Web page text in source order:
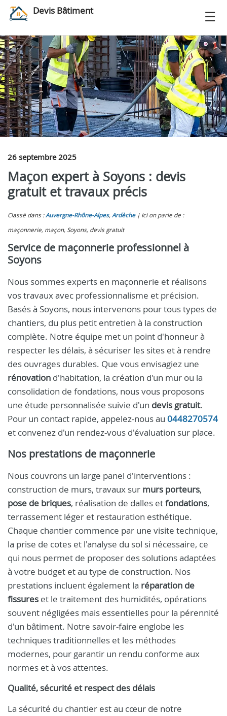
Devis Bâtiment
26 septembre 2025
Maçon expert à Soyons : devis
gratuit et travaux précis
Classé dans :Auvergne-Rhône-Alpes, Ardèche
Ici on parle de :
maçonnerie, maçon, Soyons, devis gratuit
Service de maçonnerie professionnel à
Soyons
Nous sommes experts en maçonnerie et réalisons
vos travaux avec professionnalisme et précision.
Basés à Soyons, nous intervenons pour tous types de
chantiers, du plus petit entretien à la construction
complète. Notre équipe met un point d'honneur à
respecter les délais, à sécuriser les sites et à rendre
des ouvrages durables. Que vous envisagiez une
rénovation d'habitation, la création d'un mur ou la
consolidation de fondations, nous vous proposons
une étude personnalisée suivie d'un devis gratuit.
Pour un contact rapide, appelez-nous au 0448270574
et convenez d'un rendez-vous d'évaluation sur place.
Nos prestations de maçonnerie
Nous couvrons un large panel d'interventions :
construction de murs, travaux sur murs porteurs,
pose de briques, réalisation de dalles etfondations,
terrassement léger et restauration esthétique.
Chaque chantier commence par une visite technique,
la prise de cotes et l'analyse du sol si nécessaire, ce
qui nous permet de proposer des solutions adaptées
à votre budget et au type de construction. Nos
prestations incluent également la réparation de
fissures et le traitement des humidités, opérations
souvent négligées mais essentielles pour la pérennité
d'un bâtiment. Notre savoir-faire englobe les
techniques traditionnelles et les méthodes
modernes, pour garantir un rendu conforme aux
normes et à vos attentes.
Qualité, sécurité et respect des délais
La sécurité du chantier est au cœur de notre